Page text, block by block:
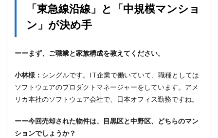
「東急線沿線」と「中規模マンショ
ン」が決め手
ーーまず、ご職業と家族構成を教えてください。
小林様： シングルです。IT企業で働いていて、職種としては
ソフトウェアのプロダクトマネージャーをしています。アメ
リカ本社のソフトウェア会社で、日本オフィス勤務ですね。
ーー今回売却された物件は、目黒区と中野区、どちらのマン
ションでしょうか？